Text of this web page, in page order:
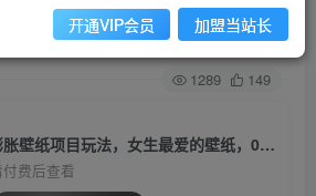
关注 私信
1289 149
（7451期）小红书膨胀壁纸项目玩法，女生最爱的壁纸，0门槛新手也可操作日入300+
费后查看
开通VIP会员 加盟当站长